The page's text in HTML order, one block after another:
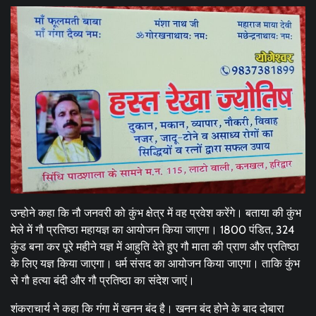
उन्होने कहा कि नौ जनवरी को कुंभ क्षेत्र में वह प्रवेश करेंगे। बताया की कुंभ
मेले में गौ प्रतिष्ठा महायज्ञ का आयोजन किया जाएगा। 1800 पंडित, 324
कुंड बना कर पूरे महीने यज्ञ में आहुति देते हुए गौ माता की प्राण और प्रतिष्ठा
के लिए यज्ञ किया जाएगा। धर्म संसद का आयोजन किया जाएगा। ताकि कुंभ
से गौ हत्या बंदी और गौ प्रतिष्ठा का संदेश जाएं।
शंकराचार्य ने कहा कि गंगा में खनन बंद है। खनन बंद होने के बाद दोबारा